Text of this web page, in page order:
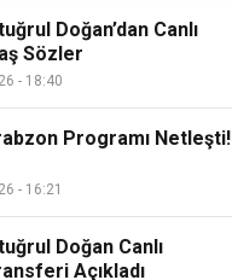
Doğan’dan Canlı
Sözler
- 18:40
Programı Netleşti!
- 16:21
Doğan Canlı
Açıkladı